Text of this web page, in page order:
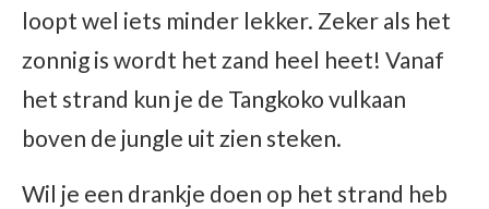
loopt wel iets minder lekker. Zeker als het
zonnig is wordt het zand heel heet! Vanaf
het strand kun je de Tangkoko vulkaan
boven de jungle uit zien steken.
Wil je een drankje doen op het strand heb